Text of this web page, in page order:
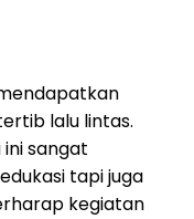
lalu lintas.
sangat
tapi juga
kegiatan